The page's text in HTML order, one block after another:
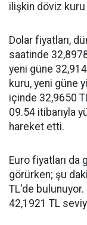
ilişkin döviz kuru
Dolar fiyatları,
saatinde
yeni güne
kuru, yeni güne
içinde 32,9650
09.54 itibarıyla
hareket etti.
Euro fiyatları da
görürken; şu
TL'de
42,1921 TL